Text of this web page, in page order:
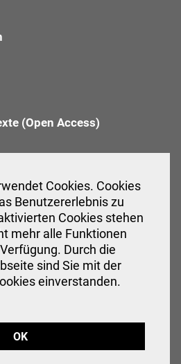
Cookies. Cookies
Benutzererlebnis zu
Cookies stehen
mehr alle Funktionen
Durch die
sind Sie mit der
einverstanden.
OK
(Open Access)